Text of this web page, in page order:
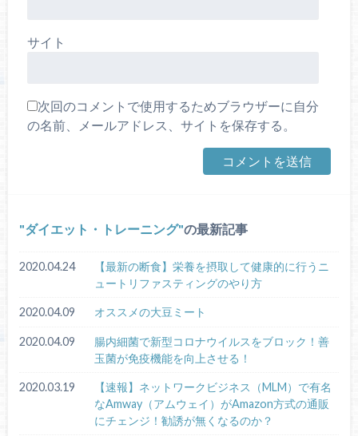
サイト
次回のコメントで使用するためブラウザーに自分
の名前、メールアドレス、サイトを保存する。
ダイエット・トレーニング の最新記事
2020.04.24
【最新の断食】栄養を摂取して健康的に行うニ
ュートリファスティングのやり方
2020.04.09 オススメの大豆ミート
2020.04.09
腸内細菌で新型コロナウイルスをブロック！善
玉菌が免疫機能を向上させる！
2020.03.19
【速報】ネットワークビジネス（MLM）で有名
なAmway（アムウェイ）がAmazon方式の通販
にチェンジ！勧誘が無くなるのか？